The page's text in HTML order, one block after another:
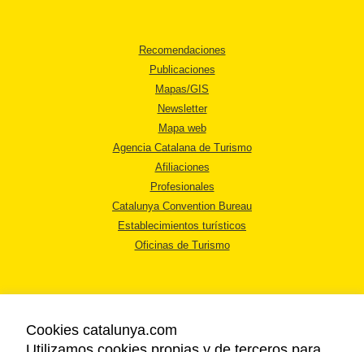
Recomendaciones
Publicaciones
Mapas/GIS
Newsletter
Mapa web
Agencia Catalana de Turismo
Afiliaciones
Profesionales
Catalunya Convention Bureau
Establecimientos turísticos
Oficinas de Turismo
Cookies catalunya.com